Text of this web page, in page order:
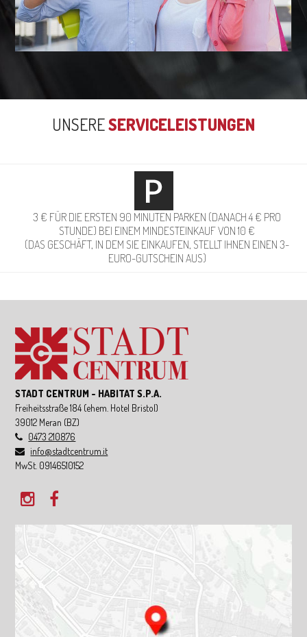
UNSERESERVICELEISTUNGEN
3 € FÜR DIE ERSTEN 90 MINUTEN PARKEN (DANACH 4 € PRO
STUNDE) BEI EINEM MINDESTEINKAUF VON 10 €
(DAS GESCHÄFT, IN DEM SIE EINKAUFEN, STELLT IHNEN EINEN 3-
EURO-GUTSCHEIN AUS)
STADT CENTRUM - HABITAT S.P.A.
Freiheitsstraße 184 (ehem. Hotel Bristol)
39012 Meran (BZ)
0473 210876
info@stadtcentrum.it
MwSt. 09146510152